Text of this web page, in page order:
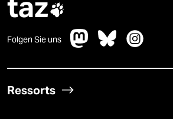

Folgen Sie uns
Ressorts